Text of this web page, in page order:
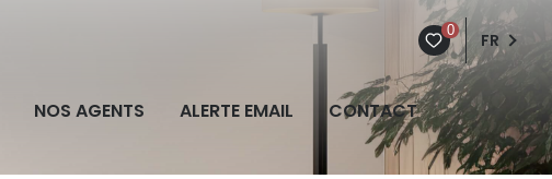
0 FR
NOS AGENTS ALERTE EMAIL CONTACT